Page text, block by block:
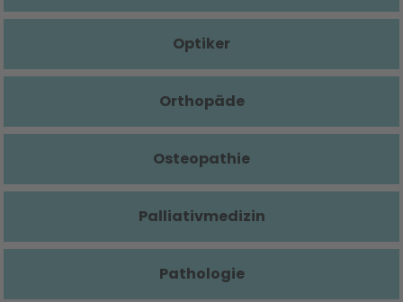
Optiker
Orthopäde
Osteopathie
Palliativmedizin
Pathologie